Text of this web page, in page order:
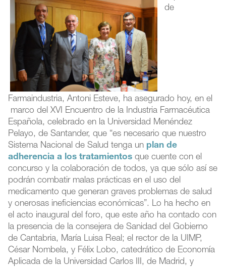
de
Farmaindustria, Antoni Esteve, ha asegurado hoy, en el
marco del XVI Encuentro de la Industria Farmacéutica
Española, celebrado en la Universidad Menéndez
Pelayo, de Santander, que “es necesario que nuestro
Sistema Nacional de Salud tenga un plan de
adherencia a los tratamientos que cuente con el
concurso y la colaboración de todos, ya que sólo así se
podrán combatir malas prácticas en el uso del
medicamento que generan graves problemas de salud
y onerosas ineficiencias económicas”. Lo ha hecho en
el acto inaugural del foro, que este año ha contado con
la presencia de la consejera de Sanidad del Gobierno
de Cantabria, María Luisa Real; el rector de la UIMP,
César Nombela, y Félix Lobo, catedrático de Economía
Aplicada de la Universidad Carlos III, de Madrid, y